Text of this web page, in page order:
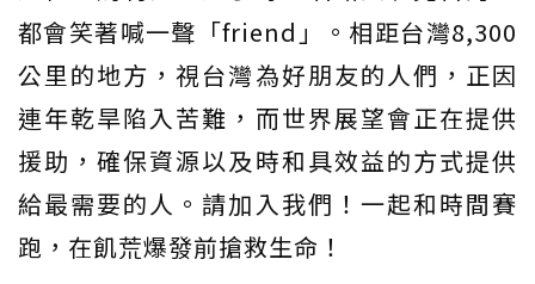
都會笑著喊一聲「friend」。相距台灣8,300
公里的地方，視台灣為好朋友的人們，正因
連年乾旱陷入苦難，而世界展望會正在提供
援助，確保資源以及時和具效益的方式提供
給最需要的人。請加入我們！一起和時間賽
跑，在飢荒爆發前搶救生命！